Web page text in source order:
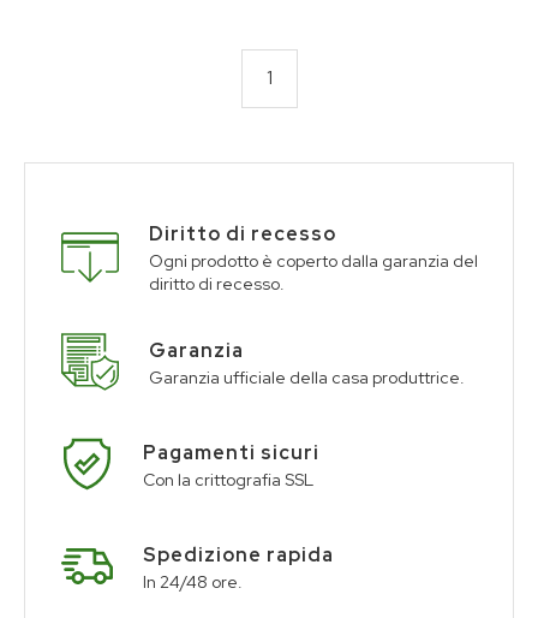
1
Diritto di recesso
Ogni prodotto è coperto dalla garanzia del
diritto di recesso.
Garanzia
Garanzia ufficiale della casa produttrice.
Pagamenti sicuri
Con la crittografia SSL
Spedizione rapida
In 24/48 ore.